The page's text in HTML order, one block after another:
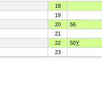
18
19
20 56
21
22 50Y
23